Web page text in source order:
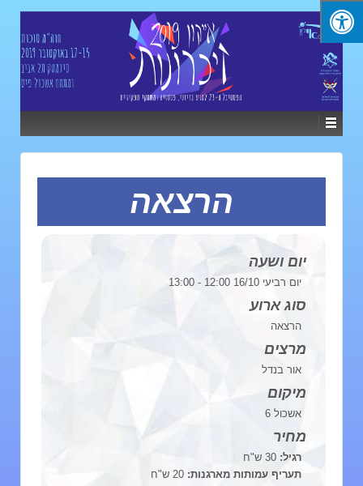
הרצאה
יום ושעה
יום רביעי 16/10 12:00 - 13:00
סוג ארוע
מרצים
תעריף עמותות מארגנות:20 ש"ח